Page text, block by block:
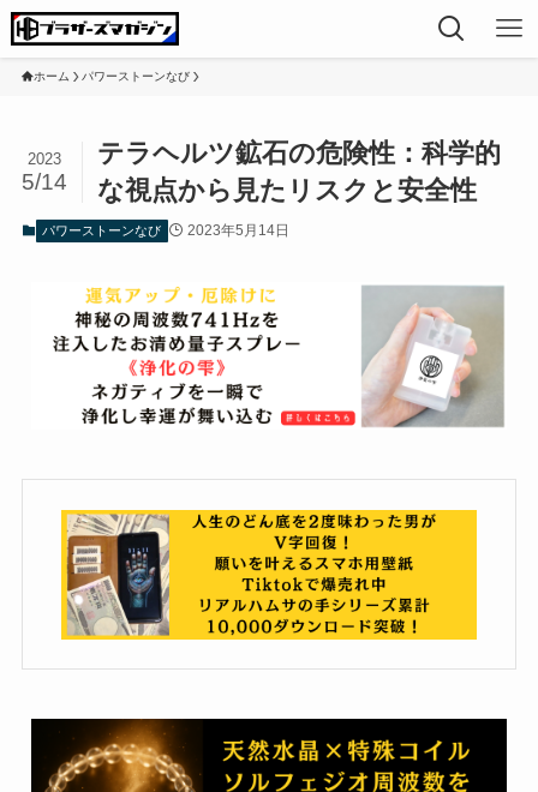
ホーム パワーストーンなび
テラヘルツ鉱石の危険性：科学的
な視点から見たリスクと安全性
2023
5/14
パワーストーンなび 2023年5月14日